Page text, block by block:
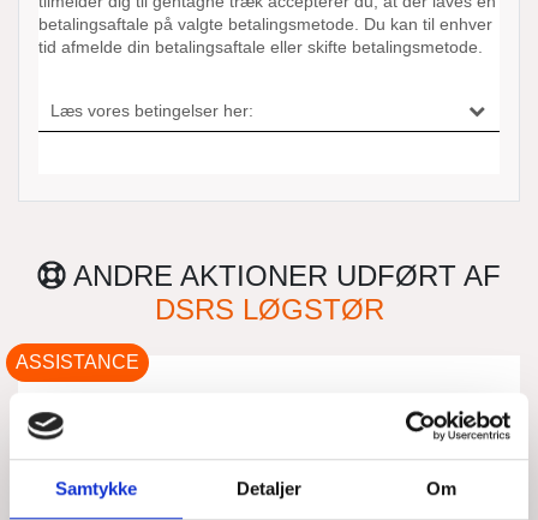
Samtykke Detaljer Om
ANDRE AKTIONER UDFØRT AF
DSRS LØGSTØR
MOTORBÅD MED
TOVVÆRK I SKRUEN -
MELLEM EJERSLEV OG
ASSISTANCE